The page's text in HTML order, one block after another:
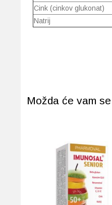
Cink (cinkov glukonat)
Natrij
Možda će vam